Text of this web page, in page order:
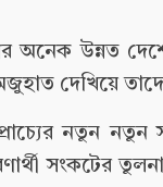
অনেক উন্নত
দেখিয়ে
নতুন
সংকটের